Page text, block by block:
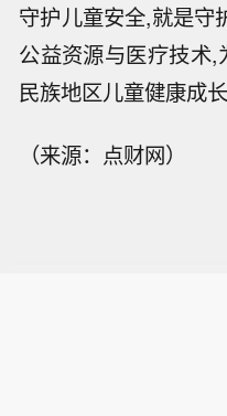
守护儿童安全,就是守
公益资源与医疗技术
民族地区儿童健康成
（来源：点财网）